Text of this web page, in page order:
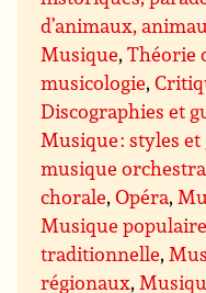
d’animaux,
Musique,Théorie
musicologie,
Discographies et
Musique : styles et
musique
chorale,Opéra,
Musique populaire
traditionnelle,
régionaux,